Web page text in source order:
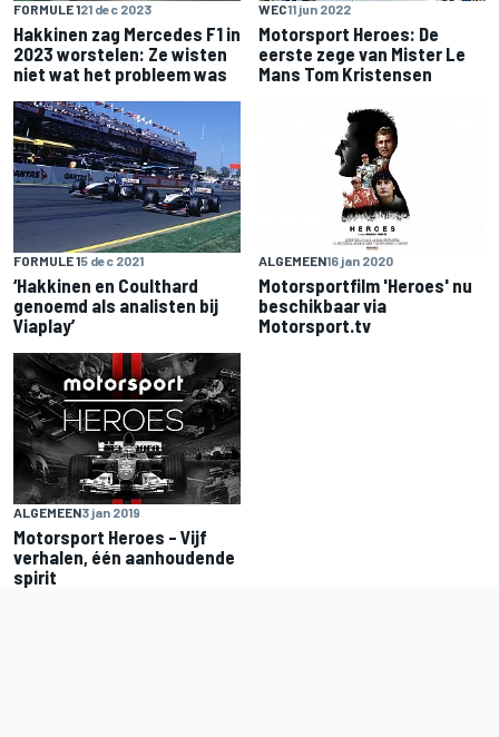
FORMULE 121 dec 2023
Hakkinen zag Mercedes F1 in
2023 worstelen: Ze wisten
niet wat het probleem was
WEC11 jun 2022
Motorsport Heroes: De
eerste zege van Mister Le
Mans Tom Kristensen
FORMULE 15 dec 2021
‘Hakkinen en Coulthard
genoemd als analisten bij
Viaplay’
ALGEMEEN16 jan 2020
Motorsportfilm 'Heroes' nu
beschikbaar via
Motorsport.tv
ALGEMEEN3 jan 2019
Motorsport Heroes – Vijf
verhalen, één aanhoudende
spirit